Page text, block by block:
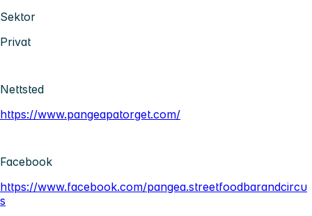
Sektor
Privat
Nettsted
https://www.pangeapatorget.com/
Facebook
https://www.facebook.com/pangea.streetfoodbarandcircu
s